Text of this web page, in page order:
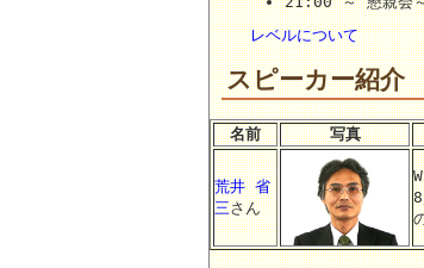
レベルについて
スピーカー紹介
名前 写真
荒井 省
三さん